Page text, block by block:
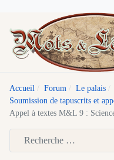
Accueil Forum
Le palais
Soumission de tapuscrits et
Appel à textes M&L 9 :